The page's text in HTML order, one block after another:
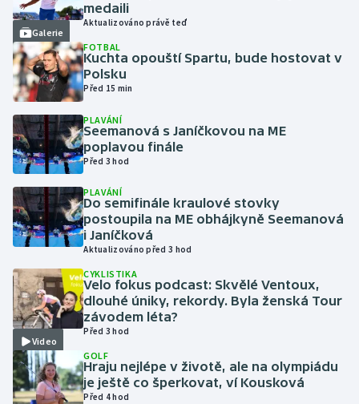
Futsal
Golf
Gymnastika
Házená
Judo
Lezení
Lyže a snowboard
Moderní pětiboj
Galerie
medaili
Aktualizováno právě teď
FOTBAL
Kuchta opouští Spartu, bude hostovat v
Polsku
Před 15 min
PLAVÁNÍ
Seemanová s Janíčkovou na ME
poplavou finále
Před 3 hod
PLAVÁNÍ
Do semifinále kraulové stovky
postoupila na ME obhájkyně Seemanová
i Janíčková
Aktualizováno před 3 hod
Video
CYKLISTIKA
Velo fokus podcast: Skvělé Ventoux,
dlouhé úniky, rekordy. Byla ženská Tour
závodem léta?
Před 3 hod
GOLF
Hraju nejlépe v životě, ale na olympiádu
je ještě co šperkovat, ví Kousková
Před 4 hod